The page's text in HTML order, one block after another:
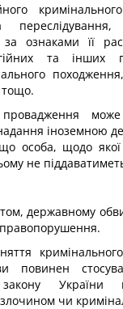
ознаками її
та інших
іноземною
особа, щодо
не
державному
повинен
України
злочином чи